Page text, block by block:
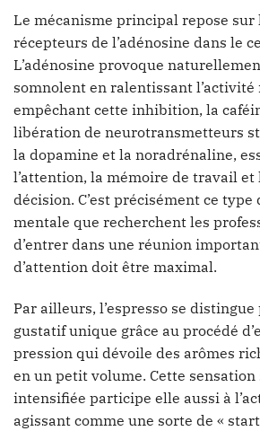
Le mécanisme principal repose sur
récepteurs de l’adénosine dans le
L’adénosine provoque
somnolent en ralentissant l’activité
empêchant cette inhibition, la
libération de neurotransmetteurs
la dopamine et la noradrénaline,
l’attention, la mémoire de travail et
décision. C’est précisément ce
mentale que recherchent les
d’entrer dans une réunion
d’attention doit être maximal.
Par ailleurs, l’espresso se
gustatif unique grâce au procédé
pression qui dévoile des arômes
en un petit volume. Cette
intensifiée participe elle aussi à
agissant comme une sorte de «